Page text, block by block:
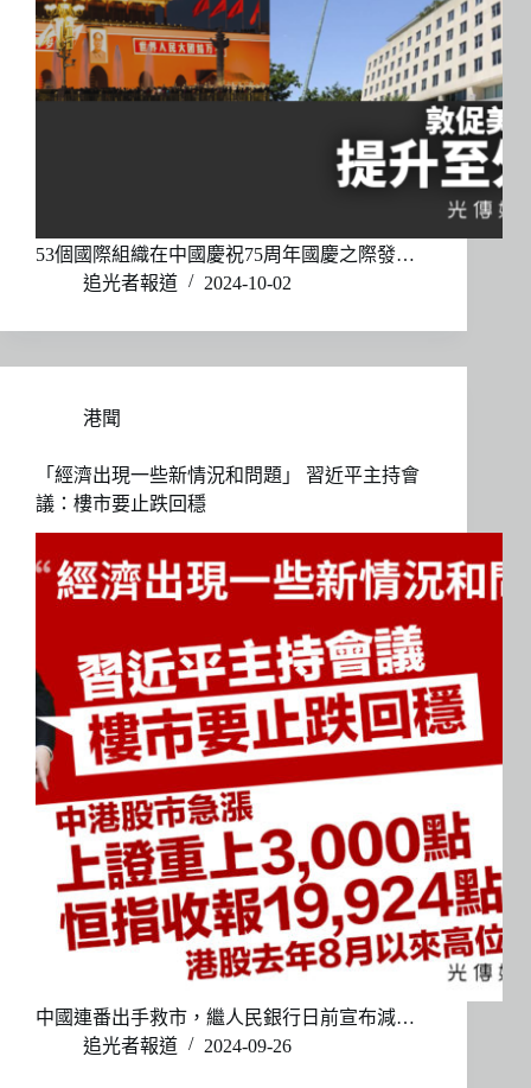
53個國際組織在中國慶祝75周年國慶之際發…
追光者報道
2024-10-02
港聞
「經濟出現一些新情況和問題」 習近平主持會
議：樓市要止跌回穩
中國連番出手救市，繼人民銀行日前宣布減…
追光者報道
2024-09-26